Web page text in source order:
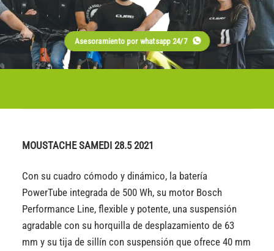
Asesoramiento por whatsapp 24/7
MOUSTACHE SAMEDI 28.5 2021
Con su cuadro cómodo y dinámico, la batería
PowerTube integrada de 500 Wh, su motor Bosch
Performance Line, flexible y potente, una suspensión
agradable con su horquilla de desplazamiento de 63
mm y su tija de sillín con suspensión que ofrece 40 mm